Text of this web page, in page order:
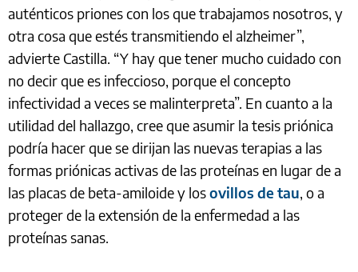
auténticos priones con los que trabajamos nosotros, y
otra cosa que estés transmitiendo el alzheimer”,
advierte Castilla. “Y hay que tener mucho cuidado con
no decir que es infeccioso, porque el concepto
infectividad a veces se malinterpreta”. En cuanto a la
utilidad del hallazgo, cree que asumir la tesis priónica
podría hacer que se dirijan las nuevas terapias a las
formas priónicas activas de las proteínas en lugar de a
las placas de beta-amiloide y losovillos de tau, o a
proteger de la extensión de la enfermedad a las
proteínas sanas.